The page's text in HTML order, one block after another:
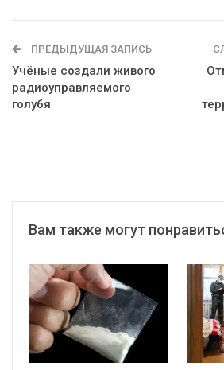
ПРЕДЫДУЩАЯ ЗАПИСЬ
Учёные создали живого
радиоуправляемого
голубя
Вам также могут